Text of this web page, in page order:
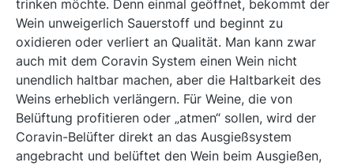
trinken möchte. Denn einmal geöffnet, bekommt der
Wein unweigerlich Sauerstoff und beginnt zu
oxidieren oder verliert an Qualität. Man kann zwar
auch mit dem Coravin System einen Wein nicht
unendlich haltbar machen, aber die Haltbarkeit des
Weins erheblich verlängern. Für Weine, die von
Belüftung profitieren oder „atmen“ sollen, wird der
Coravin-Belüfter direkt an das Ausgießsystem
angebracht und belüftet den Wein beim Ausgießen,